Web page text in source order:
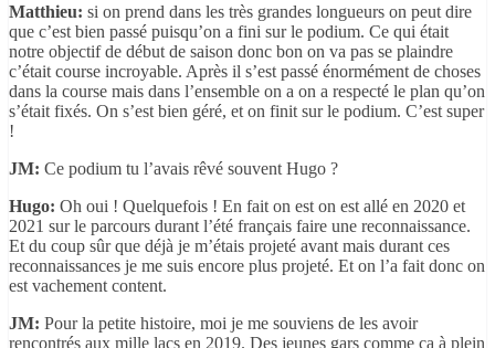
Matthieu: si on prend dans les très grandes longueurs on peut dire
que c’est bien passé puisqu’on a fini sur le podium. Ce qui était
notre objectif de début de saison donc bon on va pas se plaindre
c’était course incroyable. Après il s’est passé énormément de choses
dans la course mais dans l’ensemble on a on a respecté le plan qu’on
s’était fixés. On s’est bien géré, et on finit sur le podium. C’est super
!
JM: Ce podium tu l’avais rêvé souvent Hugo ?
Hugo: Oh oui ! Quelquefois ! En fait on est on est allé en 2020 et
2021 sur le parcours durant l’été français faire une reconnaissance.
Et du coup sûr que déjà je m’étais projeté avant mais durant ces
reconnaissances je me suis encore plus projeté. Et on l’a fait donc on
est vachement content.
JM: Pour la petite histoire, moi je me souviens de les avoir
rencontrés aux mille lacs en 2019. Des jeunes gars comme ça à plein